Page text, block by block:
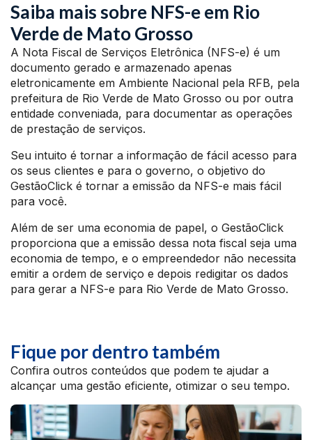
Saiba mais sobre NFS-e em Rio
Verde de Mato Grosso
A Nota Fiscal de Serviços Eletrônica (NFS-e) é um
documento gerado e armazenado apenas
eletronicamente em Ambiente Nacional pela RFB, pela
prefeitura de Rio Verde de Mato Grosso ou por outra
entidade conveniada, para documentar as operações
de prestação de serviços.
Seu intuito é tornar a informação de fácil acesso para
os seus clientes e para o governo, o objetivo do
GestãoClick é tornar a emissão da NFS-e mais fácil
para você.
Além de ser uma economia de papel, o GestãoClick
proporciona que a emissão dessa nota fiscal seja uma
economia de tempo, e o empreendedor não necessita
emitir a ordem de serviço e depois redigitar os dados
para gerar a NFS-e para Rio Verde de Mato Grosso.
Fique por dentro também
Confira outros conteúdos que podem te ajudar a
alcançar uma gestão eficiente, otimizar o seu tempo.